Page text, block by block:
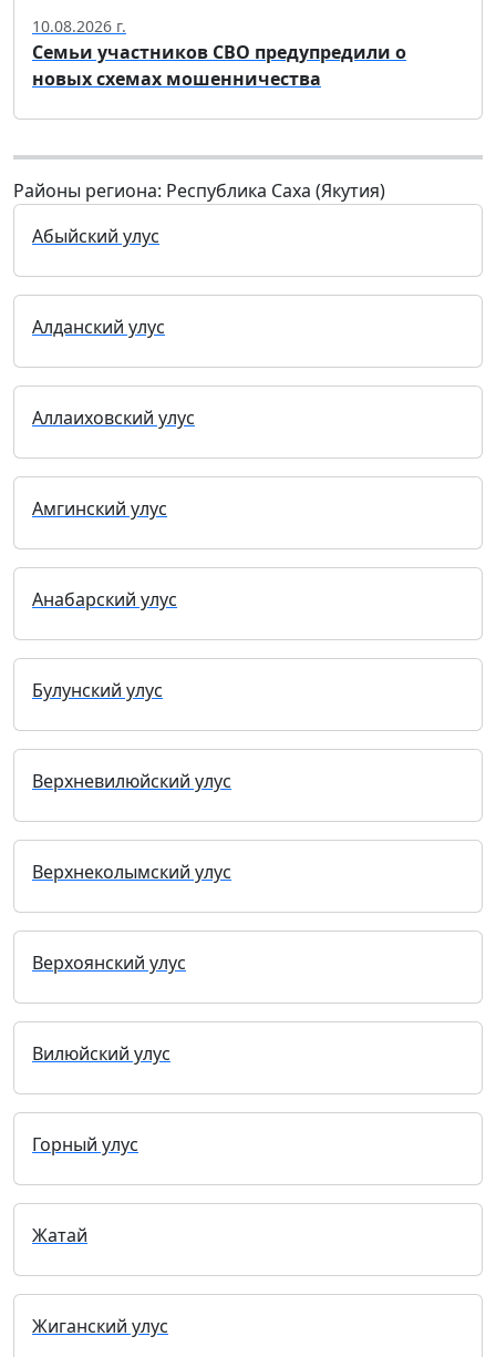
10.08.2026 г.
Семьи участников СВО предупредили о
новых схемах мошенничества
Районы региона: Республика Саха (Якутия)
Абыйский улус
Алданский улус
Аллаиховский улус
Амгинский улус
Анабарский улус
Булунский улус
Верхневилюйский улус
Верхнеколымский улус
Верхоянский улус
Вилюйский улус
Горный улус
Жатай
Жиганский улус